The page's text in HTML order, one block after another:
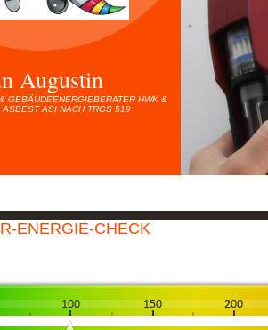
Augustin
GEBÄUDEENERGIEBERATER HWK &
ASBEST ASI NACH TRGS 519
ENERGIE-CHECK